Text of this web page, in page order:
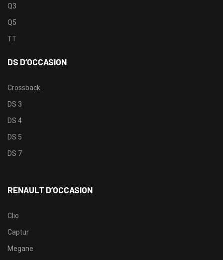
Q3
Q5
TT
DS D’OCCASION
Crossback
DS 3
DS 4
DS 5
DS 7
RENAULT D’OCCASION
Clio
Captur
Megane